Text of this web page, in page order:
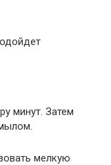
минут. Затем
мелкую